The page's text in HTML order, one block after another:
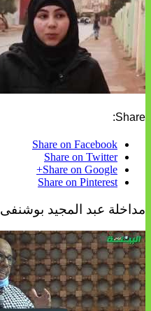
Share:
Share on Facebook
Share on Twitter
Share on Google+
Share on Pinterest
مداخلة عبد المجيد بوشنفى